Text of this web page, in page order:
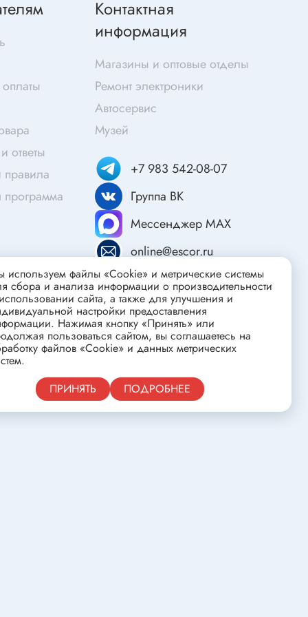
Защитные средства
Очищающие средства
Труба гофрированная
Химия для электроники
Токопроводящие материалы
Средства для заморозки и продувки
Крепежные элементы
Трубка силиконовая
Втулки, подложки
Печатные макетные платы
Тепловодящие материалы
Клеевые стержни
Масла и смазки
Скоба для гофротрубы
Лента
Средства для изготовления печатных
ответы
программа
Контактная
информация
Магазины и оптовые отделы
Ремонт электроники
Автосервис
Музей
+7 983 542-08-07
Группа ВК
Мессенджер MAX
online@escor.ru
Публичная оферта
используем файлы «Cookie» и метрические системы
сбора и анализа информации о производительности
сайта, а также для улучшения и
настройки предоставления
Нажимая кнопку «Принять» или
пользоваться сайтом, вы соглашаетесь на
файлов «Cookie» и данных метрических
ПРИНЯТЬ
ПОДРОБНЕЕ